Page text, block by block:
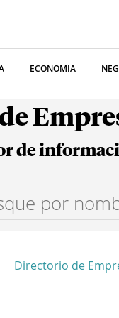
ECONOMIA
de
Directorio de